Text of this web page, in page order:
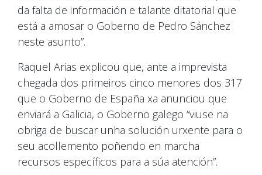
da falta de información e talante ditatorial que
está a amosar o Goberno de Pedro Sánchez
neste asunto”.
Raquel Arias explicou que, ante a imprevista
chegada dos primeiros cinco menores dos 317
que o Goberno de España xa anunciou que
enviará a Galicia, o Goberno galego “viuse na
obriga de buscar unha solución urxente para o
seu acollemento poñendo en marcha
recursos específicos para a súa atención”.